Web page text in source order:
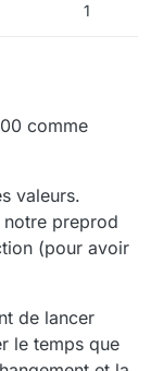
1
comme
valeurs.
notre preprod
(pour avoir
de lancer
le temps que